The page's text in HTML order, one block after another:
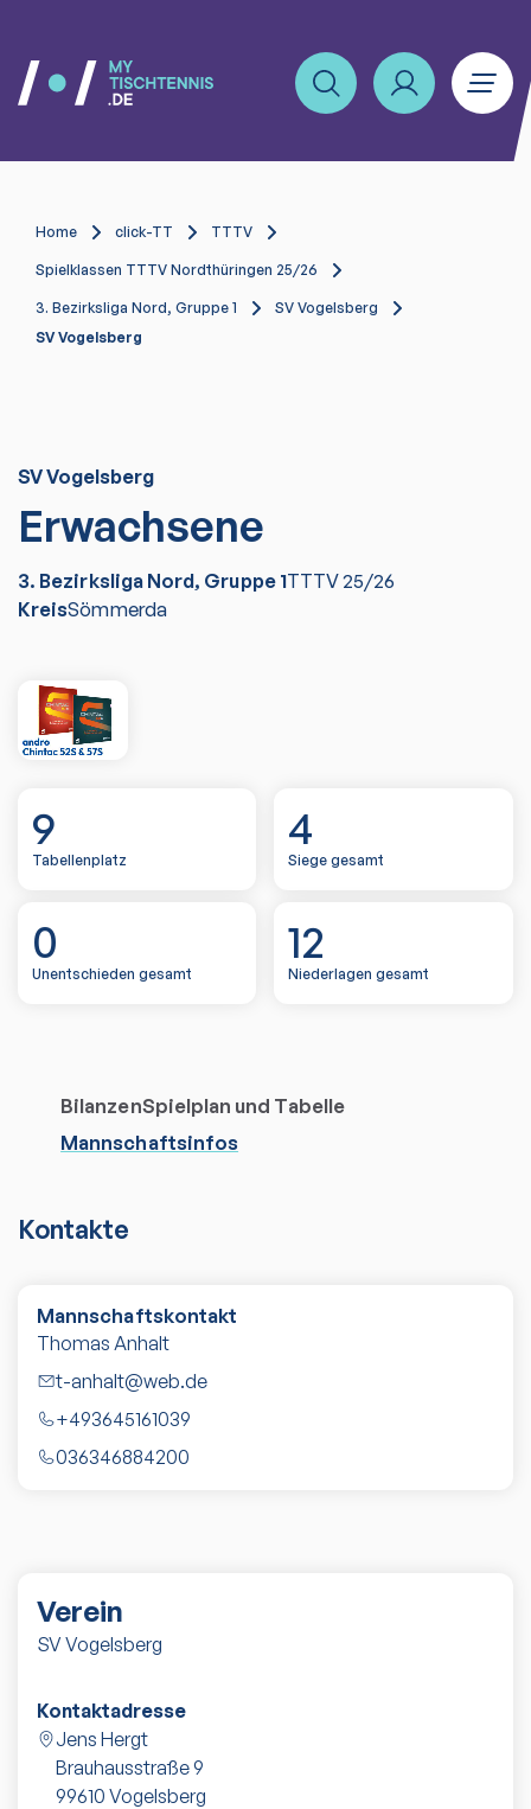
Home click-TT TTTV
Spielklassen TTTV Nordthüringen 25/26
3. Bezirksliga Nord, Gruppe 1
SV Vogelsberg
SV Vogelsberg
SV Vogelsberg
Erwachsene
3. Bezirksliga Nord, Gruppe 1TTTV25/26
KreisSömmerda
9
Tabellenplatz
4
Siege gesamt
0
Unentschieden gesamt
12
Niederlagen gesamt
BilanzenSpielplan und Tabelle
Mannschaftsinfos
Kontakte
Mannschaftskontakt
Thomas Anhalt
t-anhalt@web.de
+493645161039
036346884200
Verein
SV Vogelsberg
Kontaktadresse
Jens Hergt
Brauhausstraße 9
99610 Vogelsberg